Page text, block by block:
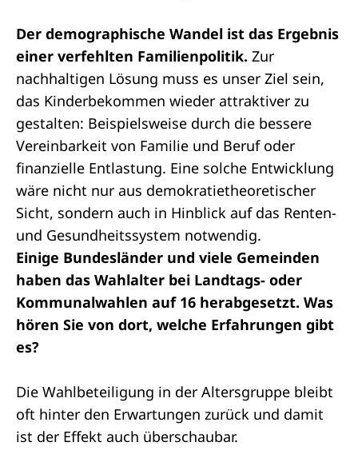
Der demographische Wandel ist das Ergebnis
einer verfehlten Familienpolitik. Zur
nachhaltigen Lösung muss es unser Ziel sein,
das Kinderbekommen wieder attraktiver zu
gestalten: Beispielsweise durch die bessere
Vereinbarkeit von Familie und Beruf oder
finanzielle Entlastung. Eine solche Entwicklung
wäre nicht nur aus demokratietheoretischer
Sicht, sondern auch in Hinblick auf das Renten-
und Gesundheitssystem notwendig.
Einige Bundesländer und viele Gemeinden
haben das Wahlalter bei Landtags- oder
Kommunalwahlen auf 16 herabgesetzt. Was
hören Sie von dort, welche Erfahrungen gibt
es?
Die Wahlbeteiligung in der Altersgruppe bleibt
oft hinter den Erwartungen zurück und damit
ist der Effekt auch überschaubar.